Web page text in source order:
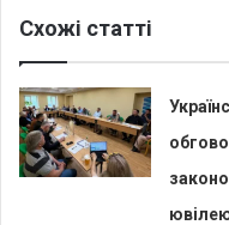
Схожі статті